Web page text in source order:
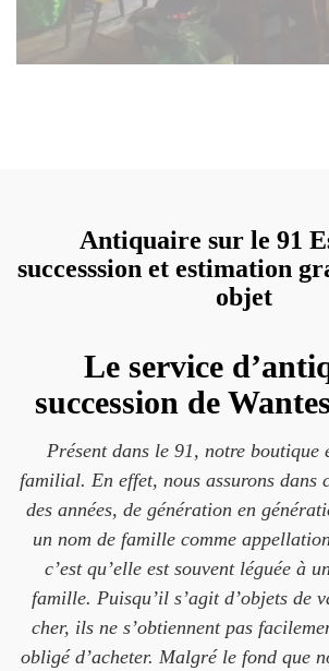
Antiquaire sur le 91
successsion et estimation
objet
Le service
succession de
Présent dans le 91, notre boutique
familial. En effet, nous assurons dans
des années, de génération en
un nom de famille comme
c’est qu’elle est souvent léguée à
famille. Puisqu’il s’agit d’objets de
cher, ils ne s’obtiennent pas
obligé d’acheter. Malgré le fond que